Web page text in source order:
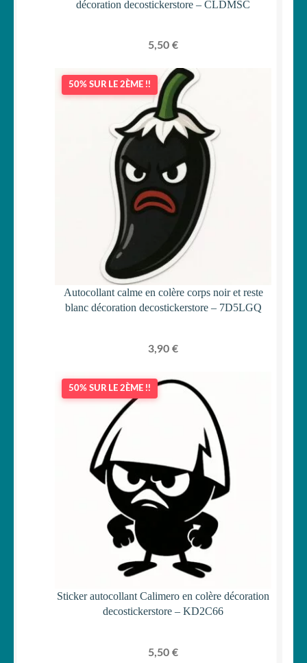
décoration decostickerstore – CLDMSC
5,50 €
50% SUR LE 2ÈME !!
Autocollant calme en colère corps noir et reste
blanc décoration decostickerstore – 7D5LGQ
3,90 €
50% SUR LE 2ÈME !!
Sticker autocollant Calimero en colère décoration
decostickerstore – KD2C66
5,50 €